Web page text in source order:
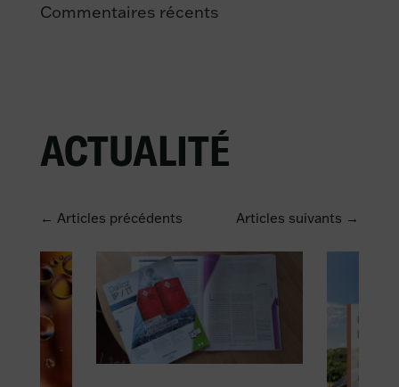
Commentaires récents
ACTUALITÉ
Articles suivants →
← Articles précédents